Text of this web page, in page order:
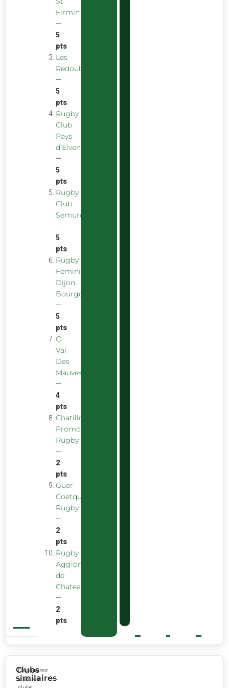
Firmin
—
5
pts
Les
Redoubstables
—
5
pts
Rugby
Club
Pays
d’Elven
—
5
pts
Rugby
Club
Semurois
—
5
pts
Rugby
Feminin
Dijon
Bourgogne
—
5
pts
O
Val
Des
Mauves
—
4
pts
Chatillon
Promotion
Rugby
—
2
pts
Guer
Coetquidan
Rugby
—
2
pts
Rugby
Agglomeration
de
Chateaubourg
—
2
pts
Clubs
similaires
Découvrez
d’autres